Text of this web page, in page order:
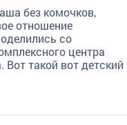
без комочков,
отношение
со
центра
такой вот детский